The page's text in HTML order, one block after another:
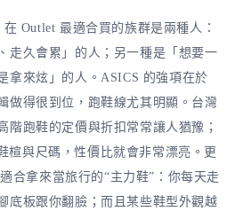
在 Outlet 最適合買的族群是兩種人：
走久會累」的人；另一種是「想要一
拿來炫」的人。ASICS 的強項在於
做得很到位，跑鞋線尤其明顯。台灣
階跑鞋的定價與折扣常常讓人猶豫；
楦與尺碼，性價比就會非常漂亮。更
合拿來當旅行的“主力鞋”：你每天走
底板跟你翻臉；而且某些鞋型外觀越